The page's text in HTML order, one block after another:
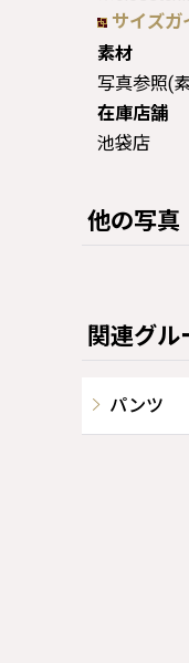
サイズガ
素材
写真参照(
在庫店舗
池袋店
他の写真
関連グル
パンツ